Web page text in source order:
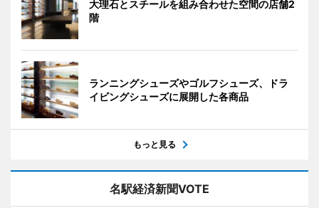
大理石とスチールを組み合わせた空間の店舗2
階
ランニングシューズやゴルフシューズ、ドラ
イビングシューズに展開した各商品
もっと見る
名駅経済新聞VOTE